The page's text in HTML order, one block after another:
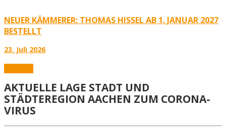
NEUER KÄMMERER: THOMAS HISSEL AB 1. JANUAR 2027
BESTELLT
23. Juli 2026
AKTUELLE LAGE STADT UND
STÄDTEREGION AACHEN ZUM CORONA-
VIRUS